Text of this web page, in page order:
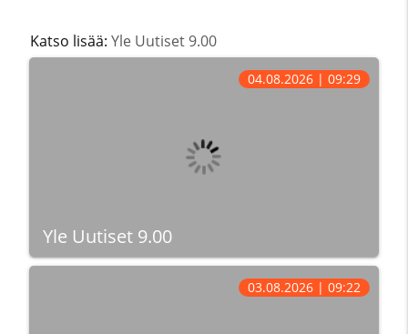
Katso lisää: Yle Uutiset 9.00
Yle Uutiset 9.00
04.08.2026 | 09:29
03.08.2026 | 09:22